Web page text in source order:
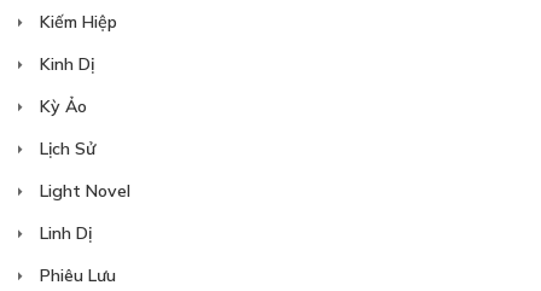
Kiếm Hiệp
Kinh Dị
Kỳ Ảo
Lịch Sử
Light Novel
Linh Dị
Phiêu Lưu